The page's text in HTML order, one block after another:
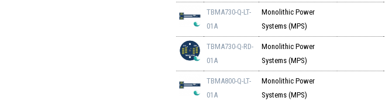
TBMA730-Q-LT-
01A
Monolithic Power
Systems (MPS)
TBMA730-Q-RD-
01A
Monolithic Power
Systems (MPS)
TBMA800-Q-LT-
01A
Monolithic Power
Systems (MPS)